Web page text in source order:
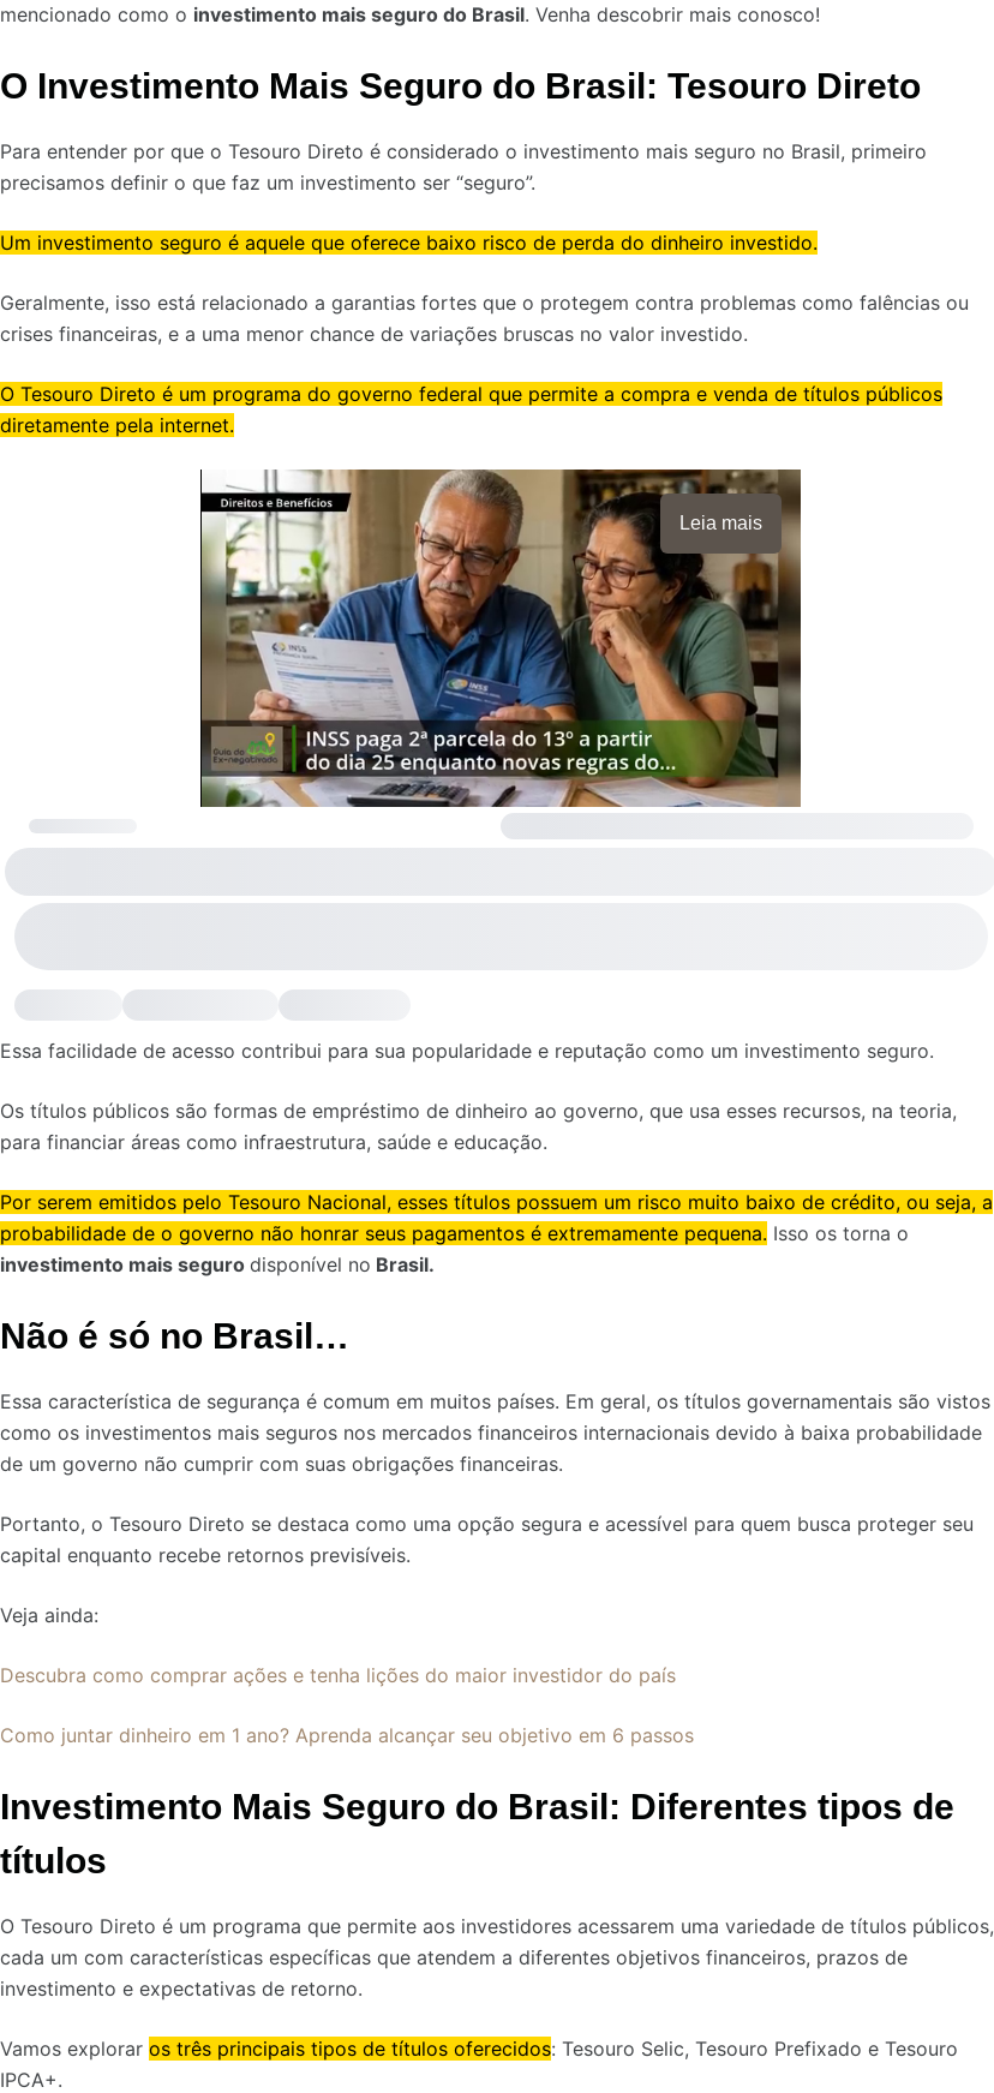
mencionado como o investimento mais seguro do Brasil. Venha descobrir mais conosco!
O Investimento Mais Seguro do Brasil: Tesouro Direto
Para entender por que o Tesouro Direto é considerado o investimento mais seguro no Brasil, primeiro
precisamos definir o que faz um investimento ser “seguro”.
Um investimento seguro é aquele que oferece baixo risco de perda do dinheiro investido.
Geralmente, isso está relacionado a garantias fortes que o protegem contra problemas como falências ou
crises financeiras, e a uma menor chance de variações bruscas no valor investido.
O Tesouro Direto é um programa do governo federal que permite a compra e venda de títulos públicos
diretamente pela internet.
Leia mais
Essa facilidade de acesso contribui para sua popularidade e reputação como um investimento seguro.
Os títulos públicos são formas de empréstimo de dinheiro ao governo, que usa esses recursos, na teoria,
para financiar áreas como infraestrutura, saúde e educação.
Por serem emitidos pelo Tesouro Nacional, esses títulos possuem um risco muito baixo de crédito, ou seja, a
probabilidade de o governo não honrar seus pagamentos é extremamente pequena. Isso os torna o
investimento mais seguro disponível no Brasil.
Não é só no Brasil…
Essa característica de segurança é comum em muitos países. Em geral, os títulos governamentais são vistos
como os investimentos mais seguros nos mercados financeiros internacionais devido à baixa probabilidade
de um governo não cumprir com suas obrigações financeiras.
Portanto, o Tesouro Direto se destaca como uma opção segura e acessível para quem busca proteger seu
capital enquanto recebe retornos previsíveis.
Veja ainda:
Descubra como comprar ações e tenha lições do maior investidor do país
Como juntar dinheiro em 1 ano? Aprenda alcançar seu objetivo em 6 passos
Investimento Mais Seguro do Brasil: Diferentes tipos de
títulos
O Tesouro Direto é um programa que permite aos investidores acessarem uma variedade de títulos públicos,
cada um com características específicas que atendem a diferentes objetivos financeiros, prazos de
investimento e expectativas de retorno.
Vamos explorar os três principais tipos de títulos oferecidos: Tesouro Selic, Tesouro Prefixado e Tesouro
IPCA+.